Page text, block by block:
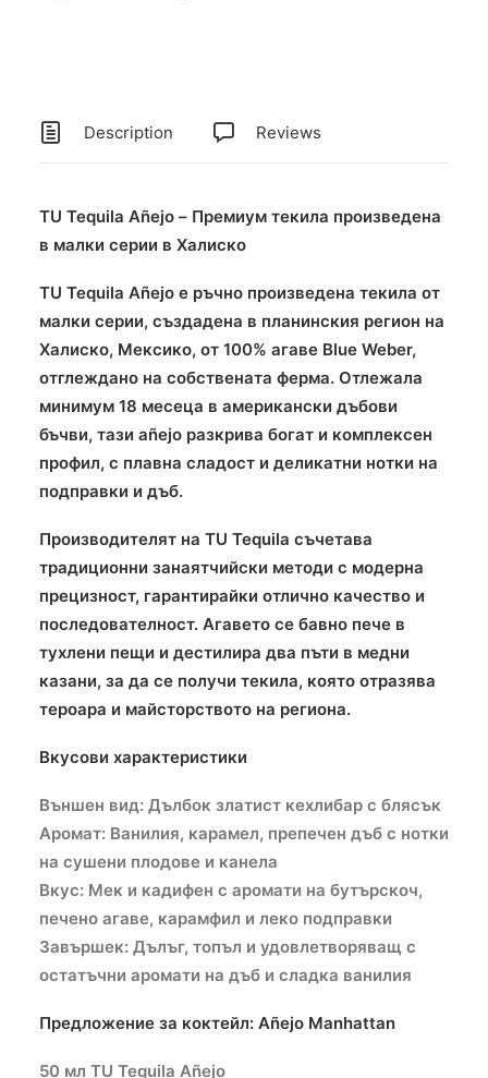
Description Reviews
TU Tequila Añejo – Премиум текила произведена
в малки серии в Халиско
TU Tequila Añejo е ръчно произведена текила от
малки серии, създадена в планинския регион на
Халиско, Мексико, от 100% агаве Blue Weber,
отглеждано на собствената ферма. Отлежала
минимум 18 месеца в американски дъбови
бъчви, тази añejo разкрива богат и комплексен
профил, с плавна сладост и деликатни нотки на
подправки и дъб.
Производителят на TU Tequila съчетава
традиционни занаятчийски методи с модерна
прецизност, гарантирайки отлично качество и
последователност. Агавето се бавно пече в
тухлени пещи и дестилира два пъти в медни
казани, за да се получи текила, която отразява
тероара и майсторството на региона.
Вкусови характеристики
Външен вид: Дълбок златист кехлибар с блясък
Аромат: Ванилия, карамел, препечен дъб с нотки
на сушени плодове и канела
Вкус: Мек и кадифен с аромати на бутърскоч,
печено агаве, карамфил и леко подправки
Завършек: Дълъг, топъл и удовлетворяващ с
остатъчни аромати на дъб и сладка ванилия
Предложение за коктейл: Añejo Manhattan
50 мл TU Tequila Añejo